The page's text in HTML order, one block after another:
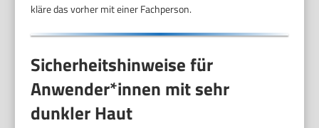
kläre das vorher mit einer Fachperson.
Sicherheitshinweise für
Anwender*innen mit sehr
dunkler Haut